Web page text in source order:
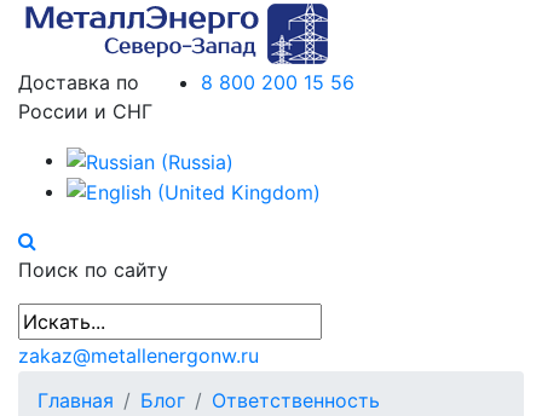
Доставка по
России и СНГ
8 800 200 15 56
Поиск по сайту
zakaz@metallenergonw.ru
Главная
Блог
Ответственность